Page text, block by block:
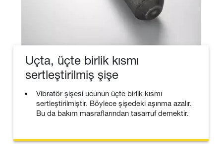
Uçta, üçte birlik kısmı
sertleştirilmiş şişe
Vibratör şişesi ucunun üçte birlik kısmı
sertleştirilmiştir. Böylece şişedeki aşınma azalır.
Bu da bakım masraflarından tasarruf demektir.